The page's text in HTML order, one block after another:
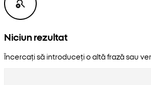
Niciun rezultat
Încercați să introduceți o altă frază sau